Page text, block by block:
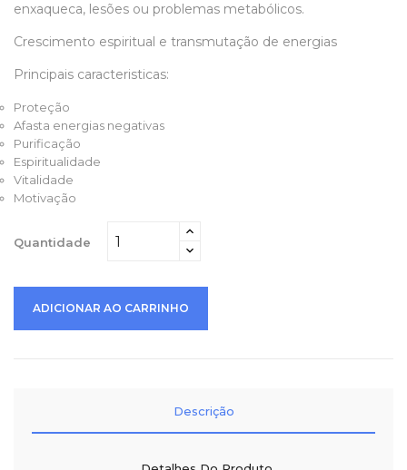
enxaqueca, lesões ou problemas metabólicos.
Crescimento espiritual e transmutação de energias
Principais caracteristicas:
Proteção
Afasta energias negativas
Purificação
Espiritualidade
Vitalidade
Motivação
Quantidade
ADICIONAR AO CARRINHO
Descrição